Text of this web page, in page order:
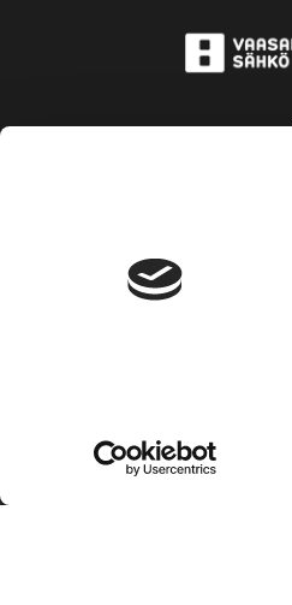
Hockey-Team Vaasan